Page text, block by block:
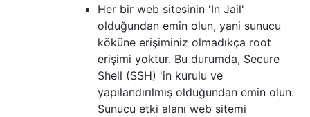
Her bir web sitesinin 'In Jail'
olduğundan emin olun, yani sunucu
köküne erişiminiz olmadıkça root
erişimi yoktur. Bu durumda, Secure
Shell (SSH) 'in kurulu ve
yapılandırılmış olduğundan emin olun.
Sunucu etki alanı web sitemi